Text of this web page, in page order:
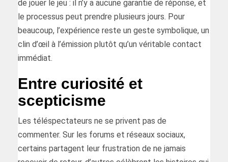
de jouer le jeu : il n’y a aucune garantie de réponse, et
le processus peut prendre plusieurs jours. Pour
beaucoup, l’expérience reste un geste symbolique, un
clin d’œil à l’émission plutôt qu’un véritable contact
immédiat.
Entre curiosité et
scepticisme
Les téléspectateurs ne se privent pas de
commenter. Sur les forums et réseaux sociaux,
certains partagent leur frustration de ne jamais